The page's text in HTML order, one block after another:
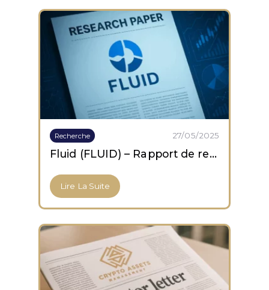
Recherche 27/05/2025
Fluid (FLUID) – Rapport de recherche
Lire La Suite